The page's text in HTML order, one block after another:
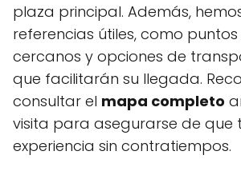
plaza principal. Además,
referencias útiles, como
cercanos y opciones de
que facilitarán su llegada.
consultar el mapa completo
visita para asegurarse de que
experiencia sin contratiempos.